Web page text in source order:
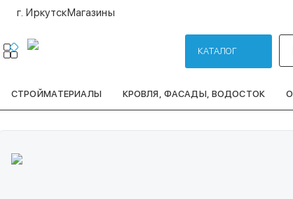
г. ИркутскМагазины
КАТАЛОГ
СТРОЙМАТЕРИАЛЫ КРОВЛЯ, ФАСАДЫ, ВОДОСТОК